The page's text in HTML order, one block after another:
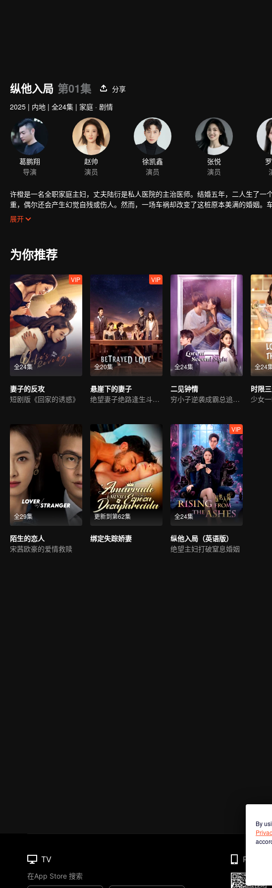
纵他入局 第01集
分享
2025 | 内地 | 全24集 | 家庭 · 剧情
葛鹏翔
导演
赵帅
演员
徐凯鑫
演员
张悦
演员
许橙是一名全职家庭主妇，丈夫陆衍是私人医院的主治医师。结婚五年，二人生了
重，偶尔还会产生幻觉自残或伤人。然而，一场车祸却改变了这桩原本美满的婚姻
了。
展开
为你推荐
全24集
VIP
妻子的反攻
短剧版《回家的诱惑》
全20集
VIP
悬崖下的妻子
绝望妻子绝路逢生斗渣男
全24集
二见钟情
穷小子逆袭成霸总追初恋
全24
时限
少女
全29集
陌生的恋人
宋茜欧豪的爱情救赎
更新到第62集
绑定失踪娇妻
全24集
VIP
纵他入局（英语版）
绝望主妇打破窒息婚姻
By
TV
在App Store 搜索
Phone